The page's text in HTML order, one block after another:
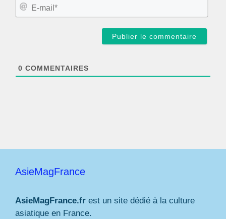
E
0 COMMENTAIRES
AsieMagFrance
AsieMagFrance.fr est un site dédié à la culture
asiatique en France.